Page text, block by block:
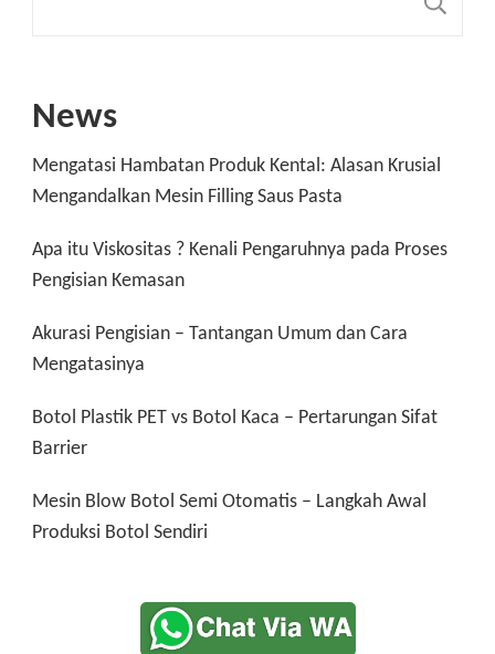
News
Mengatasi Hambatan Produk Kental: Alasan Krusial
Mengandalkan Mesin Filling Saus Pasta
Apa itu Viskositas ? Kenali Pengaruhnya pada Proses
Pengisian Kemasan
Akurasi Pengisian – Tantangan Umum dan Cara
Mengatasinya
Botol Plastik PET vs Botol Kaca – Pertarungan Sifat
Barrier
Mesin Blow Botol Semi Otomatis – Langkah Awal
Produksi Botol Sendiri